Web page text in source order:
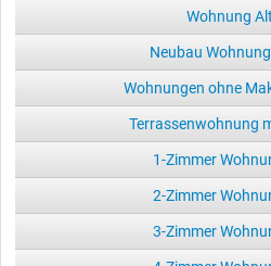
Wohnung
Neubau
Wohnungen ohne
Terrassenwohnung
1-Zimmer
2-Zimmer
3-Zimmer